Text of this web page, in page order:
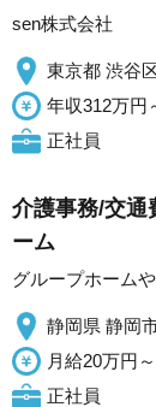
sen株式会社
東京都 渋谷
年収312万円
正社員
介護事務/交通
ーム
グループホーム
静岡県 静岡
月給20万円
正社員